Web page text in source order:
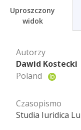
Uproszczony
widok
Autorzy
Dawid Kostecki
Poland
Czasopismo
Studia Iuridica